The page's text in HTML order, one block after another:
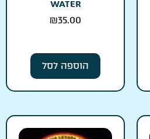
WATER
₪35.00
הוספה לסל